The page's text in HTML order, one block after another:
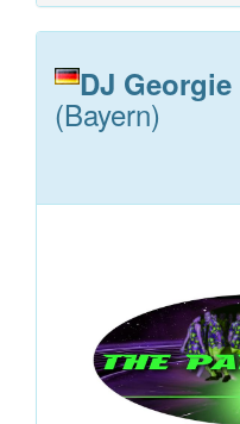
DJ Georgie
(Bayern)